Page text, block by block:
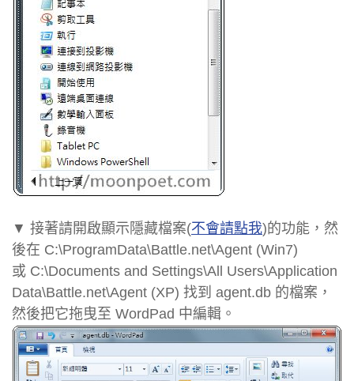
▼ 接著請開啟顯示隱藏檔案(不會請點我)的功能，然
後在 C:\ProgramData\Battle.net\Agent (Win7)
或 C:\Documents and Settings\All Users\Application
Data\Battle.net\Agent (XP) 找到 agent.db 的檔案，
然後把它拖曳至 WordPad 中編輯。